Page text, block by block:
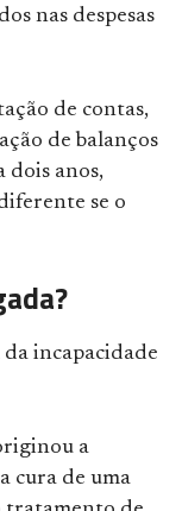
nas despesas
de contas,
de balanços
dois anos,
se o
incapacidade
a
cura de uma